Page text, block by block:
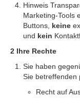
Hinweis
Marketing-Tools
Buttons, keine
und kein
2 Ihre Rechte
Sie haben
Sie betreffenden
Recht auf